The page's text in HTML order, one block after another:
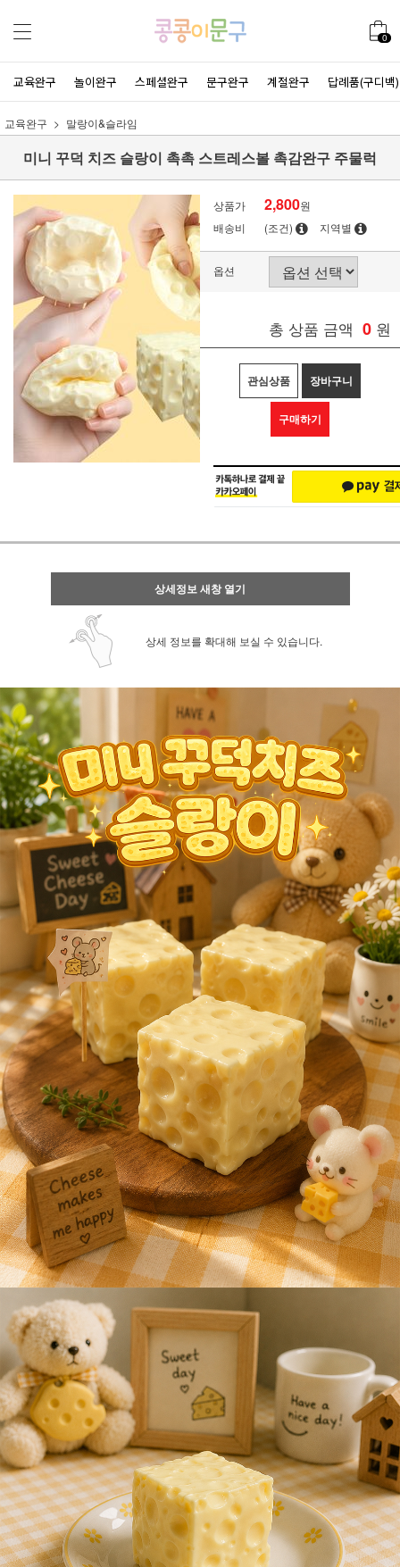
0
교육완구 놀이완구 스페셜완구 문구완구 계절완구 답례품(구디백)
교육완구 말랑이&슬라임
미니 꾸덕 치즈 슬랑이 촉촉 스트레스볼 촉감완구 주물럭
상품가 2,800원
배송비
(조건) 지역별
옵션
총 상품 금액 0 원
관심상품 장바구니
구매하기
상세정보 새창 열기
상세 정보를 확대해 보실 수 있습니다.